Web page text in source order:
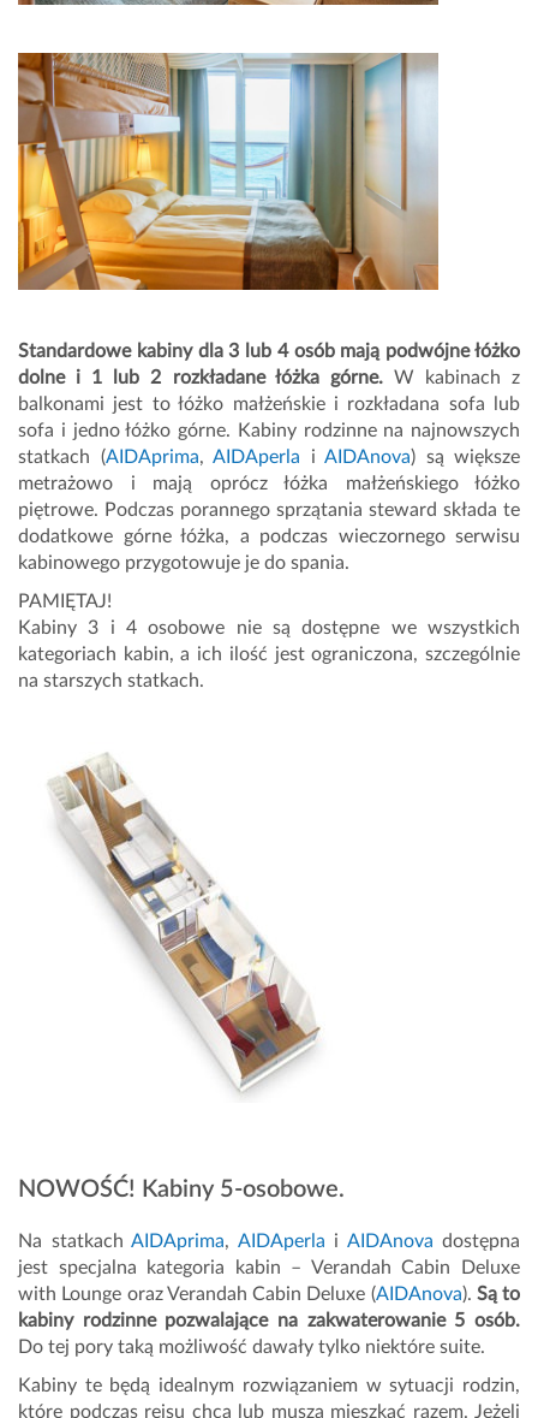
Standardowe kabiny dla 3 lub 4 osób mają podwójne łóżko
dolne i 1 lub 2 rozkładane łóżka górne.W kabinach z
balkonami jest to łóżko małżeńskie i rozkładana sofa lub
sofa i jedno łóżko górne. Kabiny rodzinne na najnowszych
statkach (AIDAprima, AIDAperla i AIDAnova) są większe
metrażowo i mają oprócz łóżka małżeńskiego łóżko
piętrowe. Podczas porannego sprzątania steward składa te
dodatkowe górne łóżka, a podczas wieczornego serwisu
kabinowego przygotowuje je do spania.
PAMIĘTAJ!
Kabiny 3 i 4 osobowe nie są dostępne we wszystkich
kategoriach kabin, a ich ilość jest ograniczona, szczególnie
na starszych statkach.
NOWOŚĆ! Kabiny 5-osobowe.
Na statkach AIDAprima, AIDAperla i AIDAnova dostępna
jest specjalna kategoria kabin – Verandah Cabin Deluxe
with Lounge oraz Verandah Cabin Deluxe (AIDAnova). Są to
kabiny rodzinne pozwalające na zakwaterowanie 5 osób.
Do tej pory taką możliwość dawały tylko niektóre suite.
Kabiny te będą idealnym rozwiązaniem w sytuacji rodzin,
które podczas rejsu chcą lub muszą mieszkać razem. Jeżeli